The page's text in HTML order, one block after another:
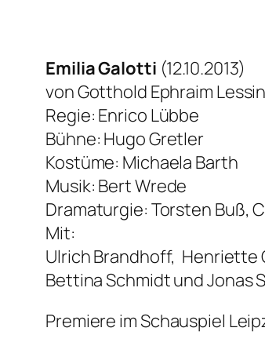
Emilia Galotti (12.10.2013)
von Gotthold Ephraim
Regie: Enrico Lübbe
Bühne: Hugo Gretler
Kostüme: Michaela Barth
Musik: Bert Wrede
Dramaturgie: Torsten Buß,
Mit:
Ulrich Brandhoff, Henriette
Bettina Schmidt und Jonas
Premiere im Schauspiel